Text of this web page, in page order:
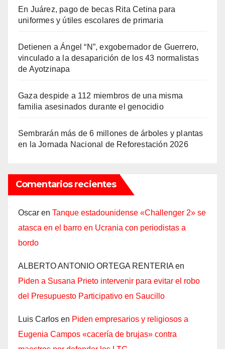
En Juárez, pago de becas Rita Cetina para
uniformes y útiles escolares de primaria
Detienen a Ángel “N”, exgobernador de Guerrero,
vinculado a la desaparición de los 43 normalistas
de Ayotzinapa
Gaza despide a 112 miembros de una misma
familia asesinados durante el genocidio
Sembrarán más de 6 millones de árboles y plantas
en la Jornada Nacional de Reforestación 2026
Comentarios recientes
Oscar en Tanque estadounidense «Challenger 2» se
atasca en el barro en Ucrania con periodistas a
bordo
ALBERTO ANTONIO ORTEGA RENTERIA en
Piden a Susana Prieto intervenir para evitar el robo
del Presupuesto Participativo en Saucillo
Luis Carlos en Piden empresarios y religiosos a
Eugenia Campos «cacería de brujas» contra